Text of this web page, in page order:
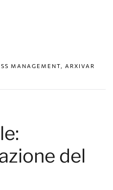
MANAGEMENT, ARXIVAR
del